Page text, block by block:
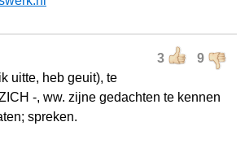
3 9
uitte, heb geuit), te
-, ww. zijne gedachten te kennen
spreken.